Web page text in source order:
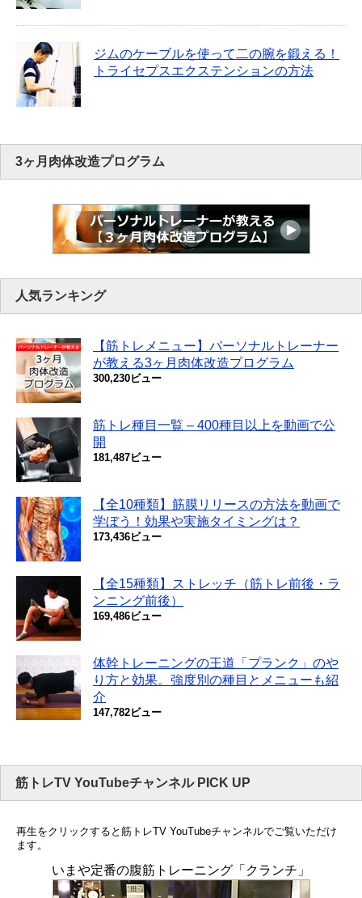
ジムのケーブルを使って二の腕を鍛える！
トライセプスエクステンションの方法
3ヶ月肉体改造プログラム
人気ランキング
【筋トレメニュー】パーソナルトレーナー
が教える3ヶ月肉体改造プログラム
300,230ビュー
筋トレ種目一覧 – 400種目以上を動画で公
開
181,487ビュー
【全10種類】筋膜リリースの方法を動画で
学ぼう！効果や実施タイミングは？
173,436ビュー
【全15種類】ストレッチ（筋トレ前後・ラ
ンニング前後）
169,486ビュー
体幹トレーニングの王道「プランク」のや
り方と効果。強度別の種目とメニューも紹
介
147,782ビュー
筋トレTV YouTubeチャンネル PICK UP
再生をクリックすると筋トレTV YouTubeチャンネルでご覧いただけ
ます。
いまや定番の腹筋トレーニング「クランチ」